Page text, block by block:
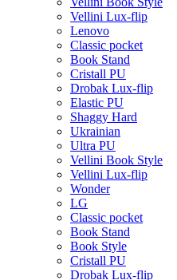
Vellini Lux-flip
Lenovo
Classic pocket
Book Stand
Cristall PU
Drobak Lux-flip
Elastic PU
Shaggy Hard
Ukrainian
Ultra PU
Vellini Book Style
Vellini Lux-flip
Wonder
LG
Classic pocket
Book Stand
Book Style
Cristall PU
Drobak Lux-flip